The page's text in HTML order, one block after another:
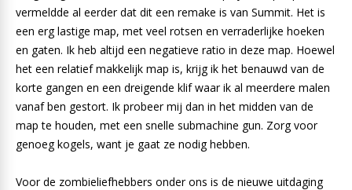
vermeldde al eerder dat dit een remake is van Summit. Het is
een erg lastige map, met veel rotsen en verraderlijke hoeken
en gaten. Ik heb altijd een negatieve ratio in deze map. Hoewel
het een relatief makkelijk map is, krijg ik het benauwd van de
korte gangen en een dreigende klif waar ik al meerdere malen
vanaf ben gestort. Ik probeer mij dan in het midden van de
map te houden, met een snelle submachine gun. Zorg voor
genoeg kogels, want je gaat ze nodig hebben.
Voor de zombieliefhebbers onder ons is de nieuwe uitdaging